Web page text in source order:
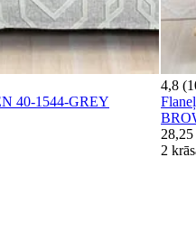
40-1544-GREY
4,8
28,25
2